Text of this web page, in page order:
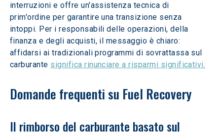
interruzioni e offre un'assistenza tecnica di
prim'ordine per garantire una transizione senza
intoppi. Per i responsabili delle operazioni, della
finanza e degli acquisti, il messaggio è chiaro:
affidarsi ai tradizionali programmi di sovrattassa sul
carburante significa rinunciare a risparmi significativi.
Domande frequenti su Fuel Recovery
Il rimborso del carburante basato sul